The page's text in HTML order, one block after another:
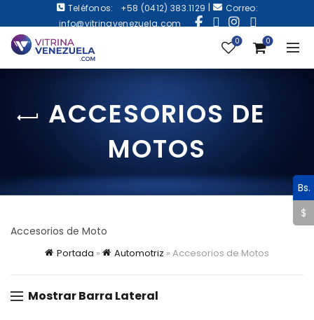
Teléfonos: +58 (0412) 383.1129 |
Correo:
info@vitrinavenezuela.com
0 0
ACCESORIOS DE
MOTOS
Accesorios de Moto
Portada » Automotriz » Accesorios de Motos
Mostrar Barra Lateral
Bs.
$